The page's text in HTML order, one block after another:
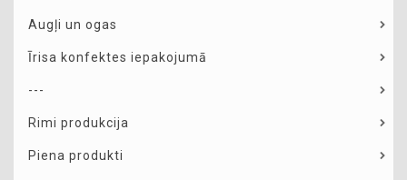
Augļi un ogas
Īrisa konfektes iepakojumā
---
Rimi produkcija
Piena produkti